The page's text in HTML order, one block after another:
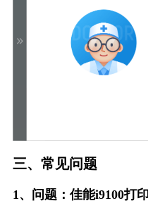
三、常见问题
1、问题：佳能i9100打